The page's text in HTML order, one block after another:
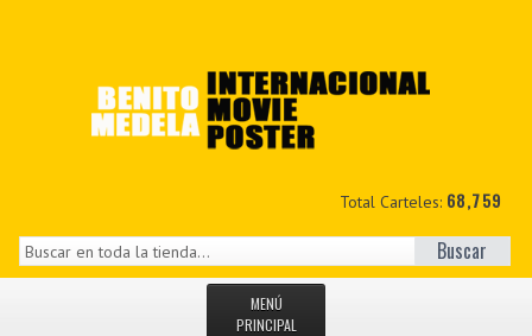
Total Carteles: 68,759
Buscar
MENÚ
PRINCIPAL